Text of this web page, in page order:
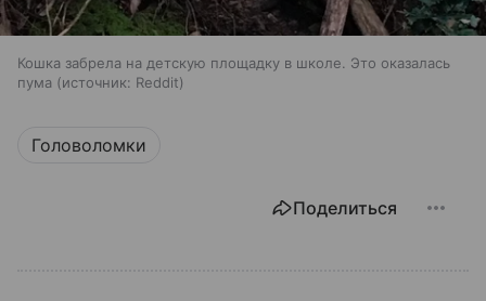
Кошка забрела на детскую площадку в школе. Это оказалась
пума
источник: Reddit
Головоломки
Поделиться